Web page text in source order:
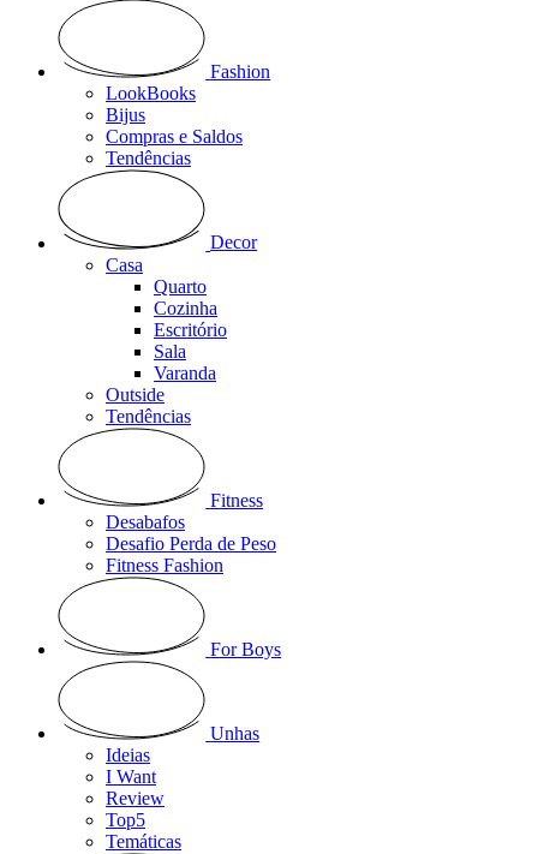
Fashion
LookBooks
Bijus
Compras e Saldos
Tendências
Decor
Casa
Quarto
Cozinha
Escritório
Sala
Varanda
Outside
Tendências
Fitness
Desabafos
Desafio Perda de Peso
Fitness Fashion
For Boys
Unhas
Ideias
I Want
Review
Top5
Temáticas